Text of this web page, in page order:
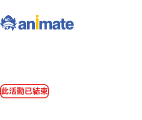
此活動已結束